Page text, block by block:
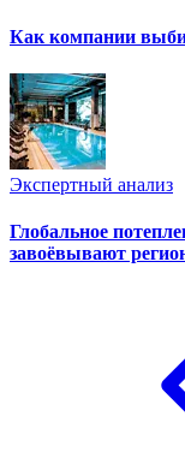
Как компании
Экспертный анализ
Глобальное
завоёвывают